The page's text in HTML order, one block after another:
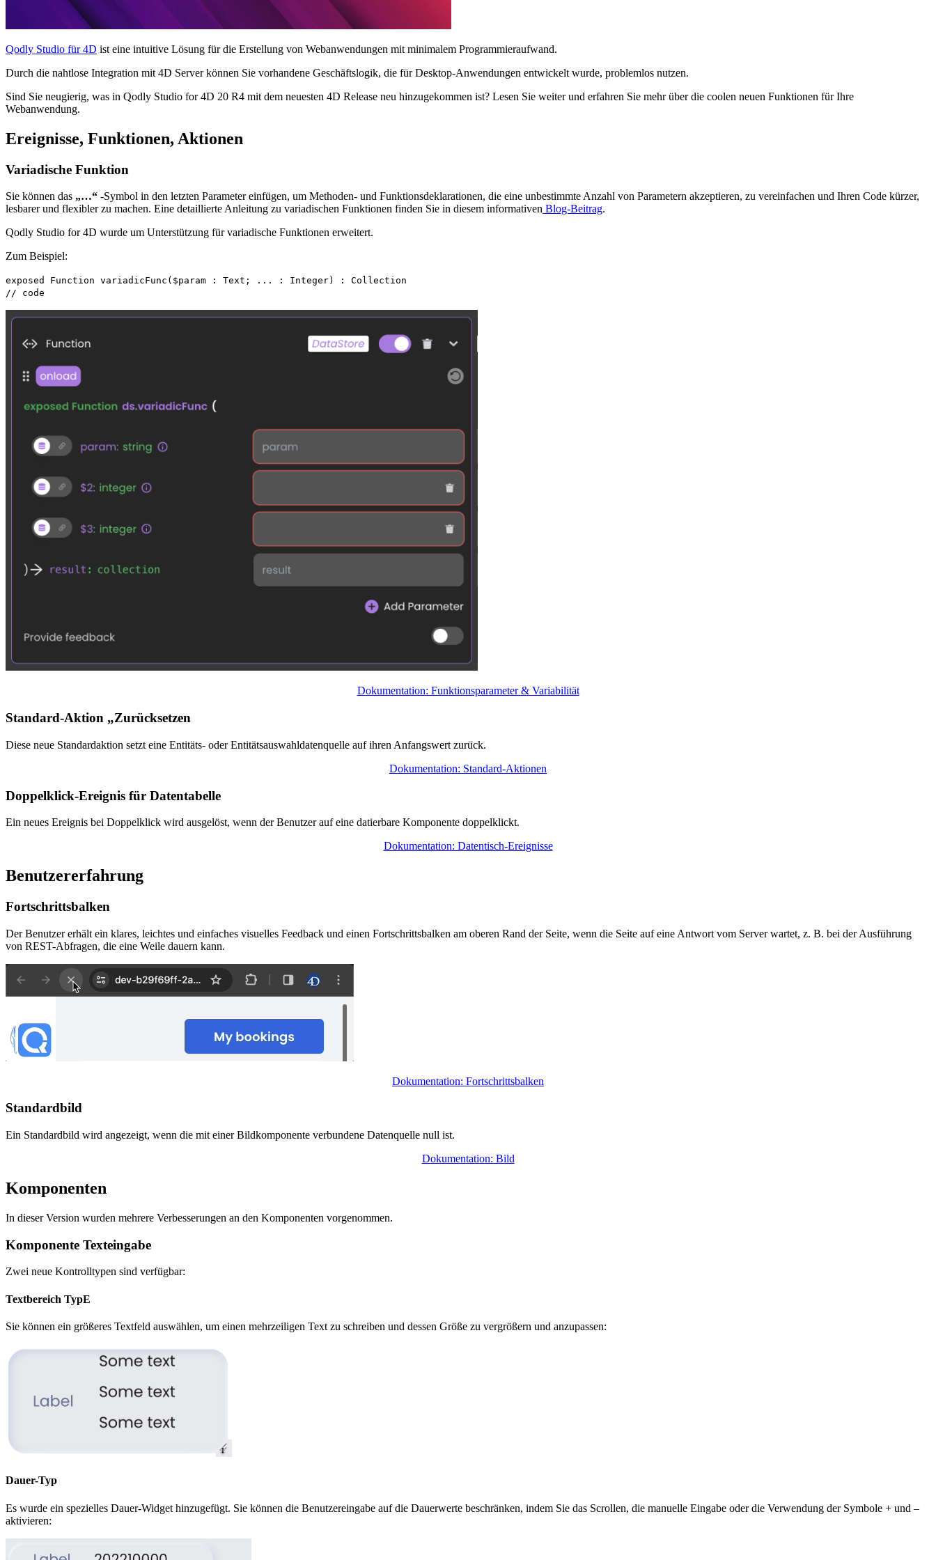
Qodly Studio für 4D ist eine intuitive Lösung für die Erstellung von Webanwendungen mit minimalem Programmieraufwand.
Durch die nahtlose Integration mit 4D Server können Sie vorhandene Geschäftslogik, die für Desktop-Anwendungen entwickelt wurde, problemlos nutzen.
Sind Sie neugierig, was in Qodly Studio for 4D 20 R4 mit dem neuesten 4D Release neu hinzugekommen ist? Lesen Sie weiter und erfahren Sie mehr über die coolen neuen Funktionen für Ihre
Webanwendung.
Ereignisse, Funktionen, Aktionen
Variadische Funktion
Sie können das „…“ -Symbol in den letzten Parameter einfügen, um Methoden- und Funktionsdeklarationen, die eine unbestimmte Anzahl von Parametern akzeptieren, zu vereinfachen und Ihren Code kürzer,
lesbarer und flexibler zu machen. Eine detaillierte Anleitung zu variadischen Funktionen finden Sie in diesem informativen Blog-Beitrag.
Qodly Studio for 4D wurde um Unterstützung für variadische Funktionen erweitert.
Zum Beispiel:
exposed Function variadicFunc ( $param : Text ; ... : Integer) : Collection
// code
Dokumentation: Funktionsparameter & Variabilität
Standard-Aktion „Zurücksetzen
Diese neue Standardaktion setzt eine Entitäts- oder Entitätsauswahldatenquelle auf ihren Anfangswert zurück.
Dokumentation: Standard-Aktionen
Doppelklick-Ereignis für Datentabelle
Ein neues Ereignis bei Doppelklick wird ausgelöst, wenn der Benutzer auf eine datierbare Komponente doppelklickt.
Dokumentation: Datentisch-Ereignisse
Benutzererfahrung
Fortschrittsbalken
Der Benutzer erhält ein klares, leichtes und einfaches visuelles Feedback und einen Fortschrittsbalken am oberen Rand der Seite, wenn die Seite auf eine Antwort vom Server wartet, z. B. bei der Ausführung
von REST-Abfragen, die eine Weile dauern kann.
Dokumentation: Fortschrittsbalken
Standardbild
Ein Standardbild wird angezeigt, wenn die mit einer Bildkomponente verbundene Datenquelle null ist.
Dokumentation: Bild
Komponenten
In dieser Version wurden mehrere Verbesserungen an den Komponenten vorgenommen.
Komponente Texteingabe
Zwei neue Kontrolltypen sind verfügbar:
Textbereich TypE
Sie können ein größeres Textfeld auswählen, um einen mehrzeiligen Text zu schreiben und dessen Größe zu vergrößern und anzupassen:
Dauer-Typ
Es wurde ein spezielles Dauer-Widget hinzugefügt. Sie können die Benutzereingabe auf die Dauerwerte beschränken, indem Sie das Scrollen, die manuelle Eingabe oder die Verwendung der Symbole + und –
aktivieren: